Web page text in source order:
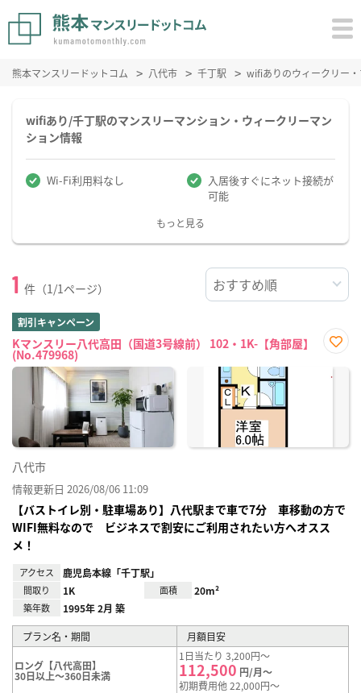
熊本マンスリードットコム 八代市 千丁駅 wifiありのウィークリー
wifiあり/千丁駅のマンスリーマンション・ウィークリーマン
ション情報
Wi-Fi利用料なし
入居後すぐにネット接続が
可能
もっと見る
1 件（1/1ページ）
割引キャンペーン
Kマンスリー八代高田（国道3号線前） 102・1K-【角部屋】
(No.479968)
に入
り登
八代市
情報更新日 2026/08/06 11:09
【バストイレ別・駐車場あり】八代駅まで車で7分 車移動の方で
WIFI無料なので ビジネスで割安にご利用されたい方へオスス
メ！
アクセス 鹿児島本線「千丁駅」
間取り 1K 面積 20m²
築年数 1995年 2月 築
プラン名・期間 月額目安
ロング【八代高田】
30日以上～360日未満
1日当たり 3,200円～
112,500 円/月～
初期費用他 22,000円～